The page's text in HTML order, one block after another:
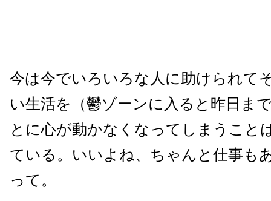
今は今でいろいろな人に助けられて
い生活を（鬱ゾーンに入ると昨日ま
とに心が動かなくなってしまうこと
ている。いいよね、ちゃんと仕事も
って。